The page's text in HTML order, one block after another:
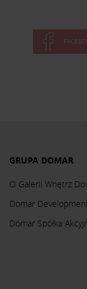
GRUPA DOMAR
O Galerii Wnętrz
Domar
Domar Spółka